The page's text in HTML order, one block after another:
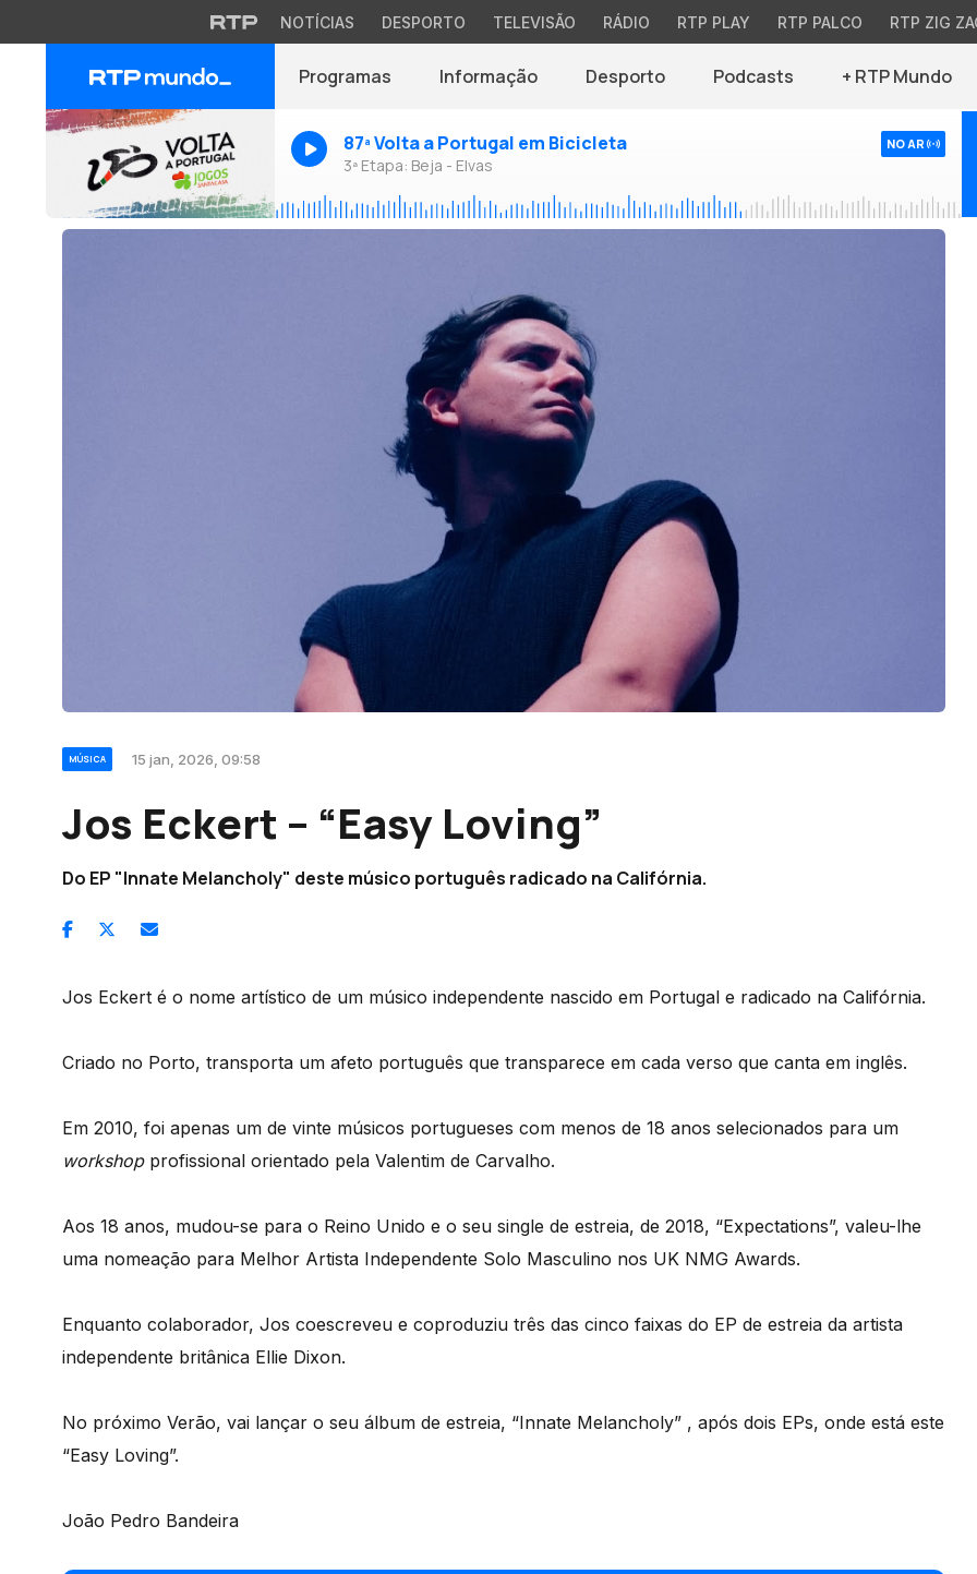
NOTÍCIAS DESPORTO TELEVISÃO RÁDIO RTP PLAY RTP PALCO RTP ZIG
Programas Informação Desporto Podcasts + RTP Mundo
87ª Volta a Portugal em Bicicleta
3ª Etapa: Beja - Elvas
NO AR
MÚSICA 15 jan, 2026, 09:58
Jos Eckert – “Easy Loving”
Do EP "Innate Melancholy" deste músico português radicado na Califórnia.
Jos Eckert é o nome artístico de um músico independente nascido em Portugal e radicado na Califórnia.
Criado no Porto, transporta um afeto português que transparece em cada verso que canta em inglês.
Em 2010, foi apenas um de vinte músicos portugueses com menos de 18 anos selecionados para um
workshopprofissional orientado pela Valentim de Carvalho.
Aos 18 anos, mudou-se para o Reino Unido e o seu single de estreia, de 2018, “Expectations”, valeu-lhe
uma nomeação para Melhor Artista Independente Solo Masculino nos UK NMG Awards.
Enquanto colaborador, Jos coescreveu e coproduziu três das cinco faixas do EP de estreia da artista
independente britânica Ellie Dixon.
No próximo Verão, vai lançar o seu álbum de estreia, “Innate Melancholy” , após dois EPs, onde está este
“Easy Loving”.
João Pedro Bandeira